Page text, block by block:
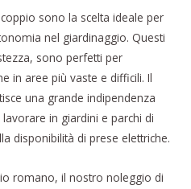
sono la scelta ideale per
nel giardinaggio. Questi
sono perfetti per
in aree più vaste e difficili. Il
una grande indipendenza
in giardini e parchi di
disponibilità di prese elettriche.
romano, il nostro noleggio di